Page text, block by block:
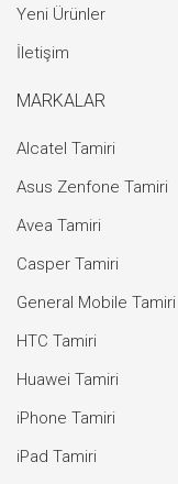
Yeni Ürünler
İletişim
MARKALAR
Alcatel Tamiri
Asus Zenfone Tamiri
Avea Tamiri
Casper Tamiri
General Mobile Tamiri
HTC Tamiri
Huawei Tamiri
iPhone Tamiri
iPad Tamiri